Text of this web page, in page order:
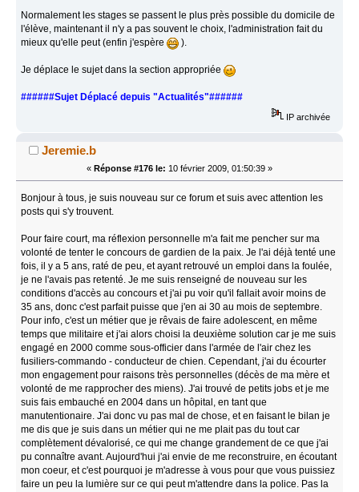
Normalement les stages se passent le plus près possible du domicile de
l'élève, maintenant il n'y a pas souvent le choix, l'administration fait du
mieux qu'elle peut (enfin j'espère
).
Je déplace le sujet dans la section appropriée
######Sujet Déplacé depuis "Actualités"######
IP archivée
Jeremie.b
« Réponse #176 le: 10 février 2009, 01:50:39 »
Bonjour à tous, je suis nouveau sur ce forum et suis avec attention les
posts qui s'y trouvent.
Pour faire court, ma réflexion personnelle m'a fait me pencher sur ma
volonté de tenter le concours de gardien de la paix. Je l'ai déjà tenté une
fois, il y a 5 ans, raté de peu, et ayant retrouvé un emploi dans la foulée,
je ne l'avais pas retenté. Je me suis renseigné de nouveau sur les
conditions d'accès au concours et j'ai pu voir qu'il fallait avoir moins de
35 ans, donc c'est parfait puisse que j'en ai 30 au mois de septembre.
Pour info, c'est un métier que je rêvais de faire adolescent, en même
temps que militaire et j'ai alors choisi la deuxième solution car je me suis
engagé en 2000 comme sous-officier dans l'armée de l'air chez les
fusiliers-commando - conducteur de chien. Cependant, j'ai du écourter
mon engagement pour raisons très personnelles (décès de ma mère et
volonté de me rapprocher des miens). J'ai trouvé de petits jobs et je me
suis fais embauché en 2004 dans un hôpital, en tant que
manutentionaire. J'ai donc vu pas mal de chose, et en faisant le bilan je
me dis que je suis dans un métier qui ne me plait pas du tout car
complètement dévalorisé, ce qui me change grandement de ce que j'ai
pu connaître avant. Aujourd'hui j'ai envie de me reconstruire, en écoutant
mon coeur, et c'est pourquoi je m'adresse à vous pour que vous puissiez
faire un peu la lumière sur ce qui peut m'attendre dans la police. Pas la